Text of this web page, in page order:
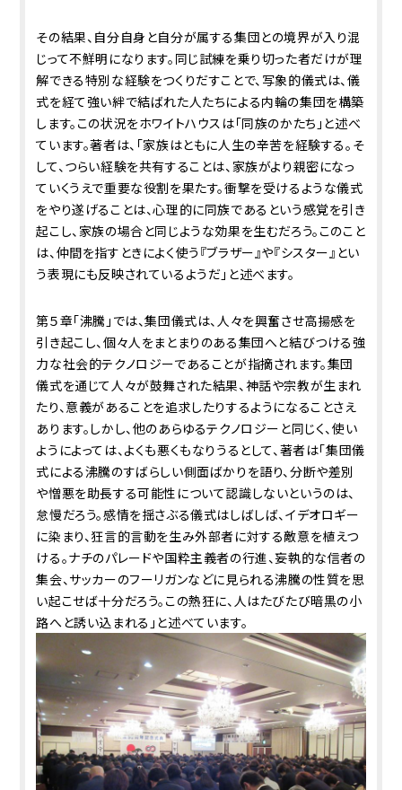
その結果、自分自身と自分が属する集団との境界が入り混
じって不鮮明になります。同じ試練を乗り切った者だけが理
解できる特別な経験をつくりだすことで、写象的儀式は、儀
式を経て強い絆で結ばれた人たちによる内輪の集団を構築
します。この状況をホワイトハウスは「同族のかたち」と述べ
ています。著者は、「家族はともに人生の辛苦を経験する。そ
して、つらい経験を共有することは、家族がより親密になっ
ていくうえで重要な役割を果たす。衝撃を受けるような儀式
をやり遂げることは、心理的に同族であるという感覚を引き
起こし、家族の場合と同じような効果を生むだろう。このこと
は、仲間を指すときによく使う『ブラザー』や『シスター』とい
う表現にも反映されているようだ」と述べます。
第５章「沸騰」では、集団儀式は、人々を興奮させ高揚感を
引き起こし、個々人をまとまりのある集団へと結びつける強
力な社会的テクノロジーであることが指摘されます。集団
儀式を通じて人々が鼓舞された結果、神話や宗教が生まれ
たり、意義があることを追求したりするようになることさえ
あります。しかし、他のあらゆるテクノロジーと同じく、使い
ようによっては、よくも悪くもなりうるとして、著者は「集団儀
式による沸騰のすばらしい側面ばかりを語り、分断や差別
や憎悪を助長する可能性について認識しないというのは、
怠慢だろう。感情を揺さぶる儀式はしばしば、イデオロギー
に染まり、狂言的言動を生み外部者に対する敵意を植えつ
ける。ナチのパレードや国粋主義者の行進、妄執的な信者の
集会、サッカーのフーリガンなどに見られる沸騰の性質を思
い起こせば十分だろう。この熱狂に、人はたびたび暗黒の小
路へと誘い込まれる」と述べています。